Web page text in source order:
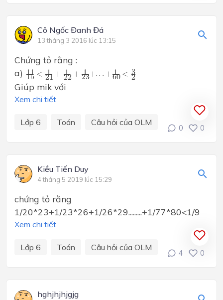
Cô Ngốc Đanh Đá
13 tháng 3 2016 lúc 13:15
Chứng tỏ rằng :
a) 11
15 < 1
21 + 1
22 + 1
23+. . . + 1
60 < 3
2
11 < 21 + 22+ 1 + .+ 60<
Giúp mik với
Xem chi tiết
Lớp 6 Toán Câu hỏi của OLM
0 0
Kiều Tiến Duy
4 tháng 5 2019 lúc 15:29
chứng tỏ rằng
1/20*23+1/23*26+1/26*29.........+1/77*80<1/9
Xem chi tiết
Lớp 6 Toán Câu hỏi của OLM
4 0
hghjhjhjgjg